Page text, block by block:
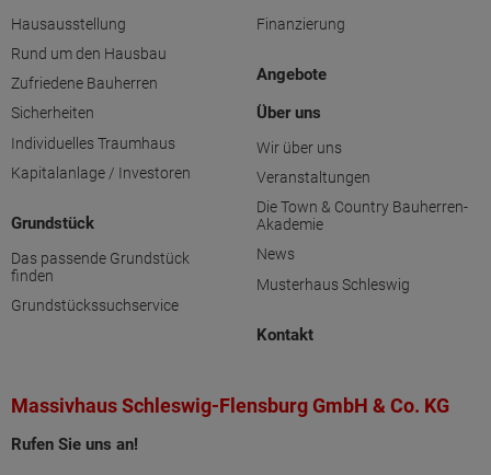
Hausausstellung
Rund um den Hausbau
Zufriedene Bauherren
Sicherheiten
Individuelles Traumhaus
Kapitalanlage / Investoren
Grundstück
Das passende Grundstück
finden
Grundstückssuchservice
Finanzierung
Angebote
Über uns
Wir über uns
Veranstaltungen
Die Town & Country Bauherren-
Akademie
News
Musterhaus Schleswig
Kontakt
Massivhaus Schleswig-Flensburg GmbH & Co. KG
Rufen Sie uns an!